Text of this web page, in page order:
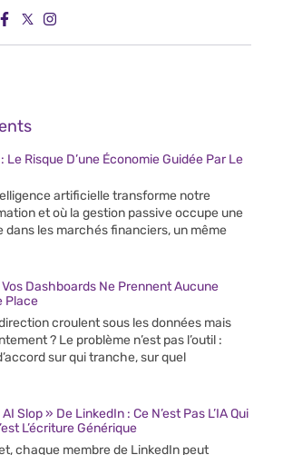
Le Risque D’une Économie Guidée Par Le
artificielle transforme notre
et où la gestion passive occupe une
dans les marchés financiers, un même
Dashboards Ne Prennent Aucune
Place
croulent sous les données mais
? Le problème n’est pas l’outil :
sur qui tranche, sur quel
Slop » De LinkedIn : Ce N’est Pas L’IA Qui
L’écriture Générique
chaque membre de LinkedIn peut